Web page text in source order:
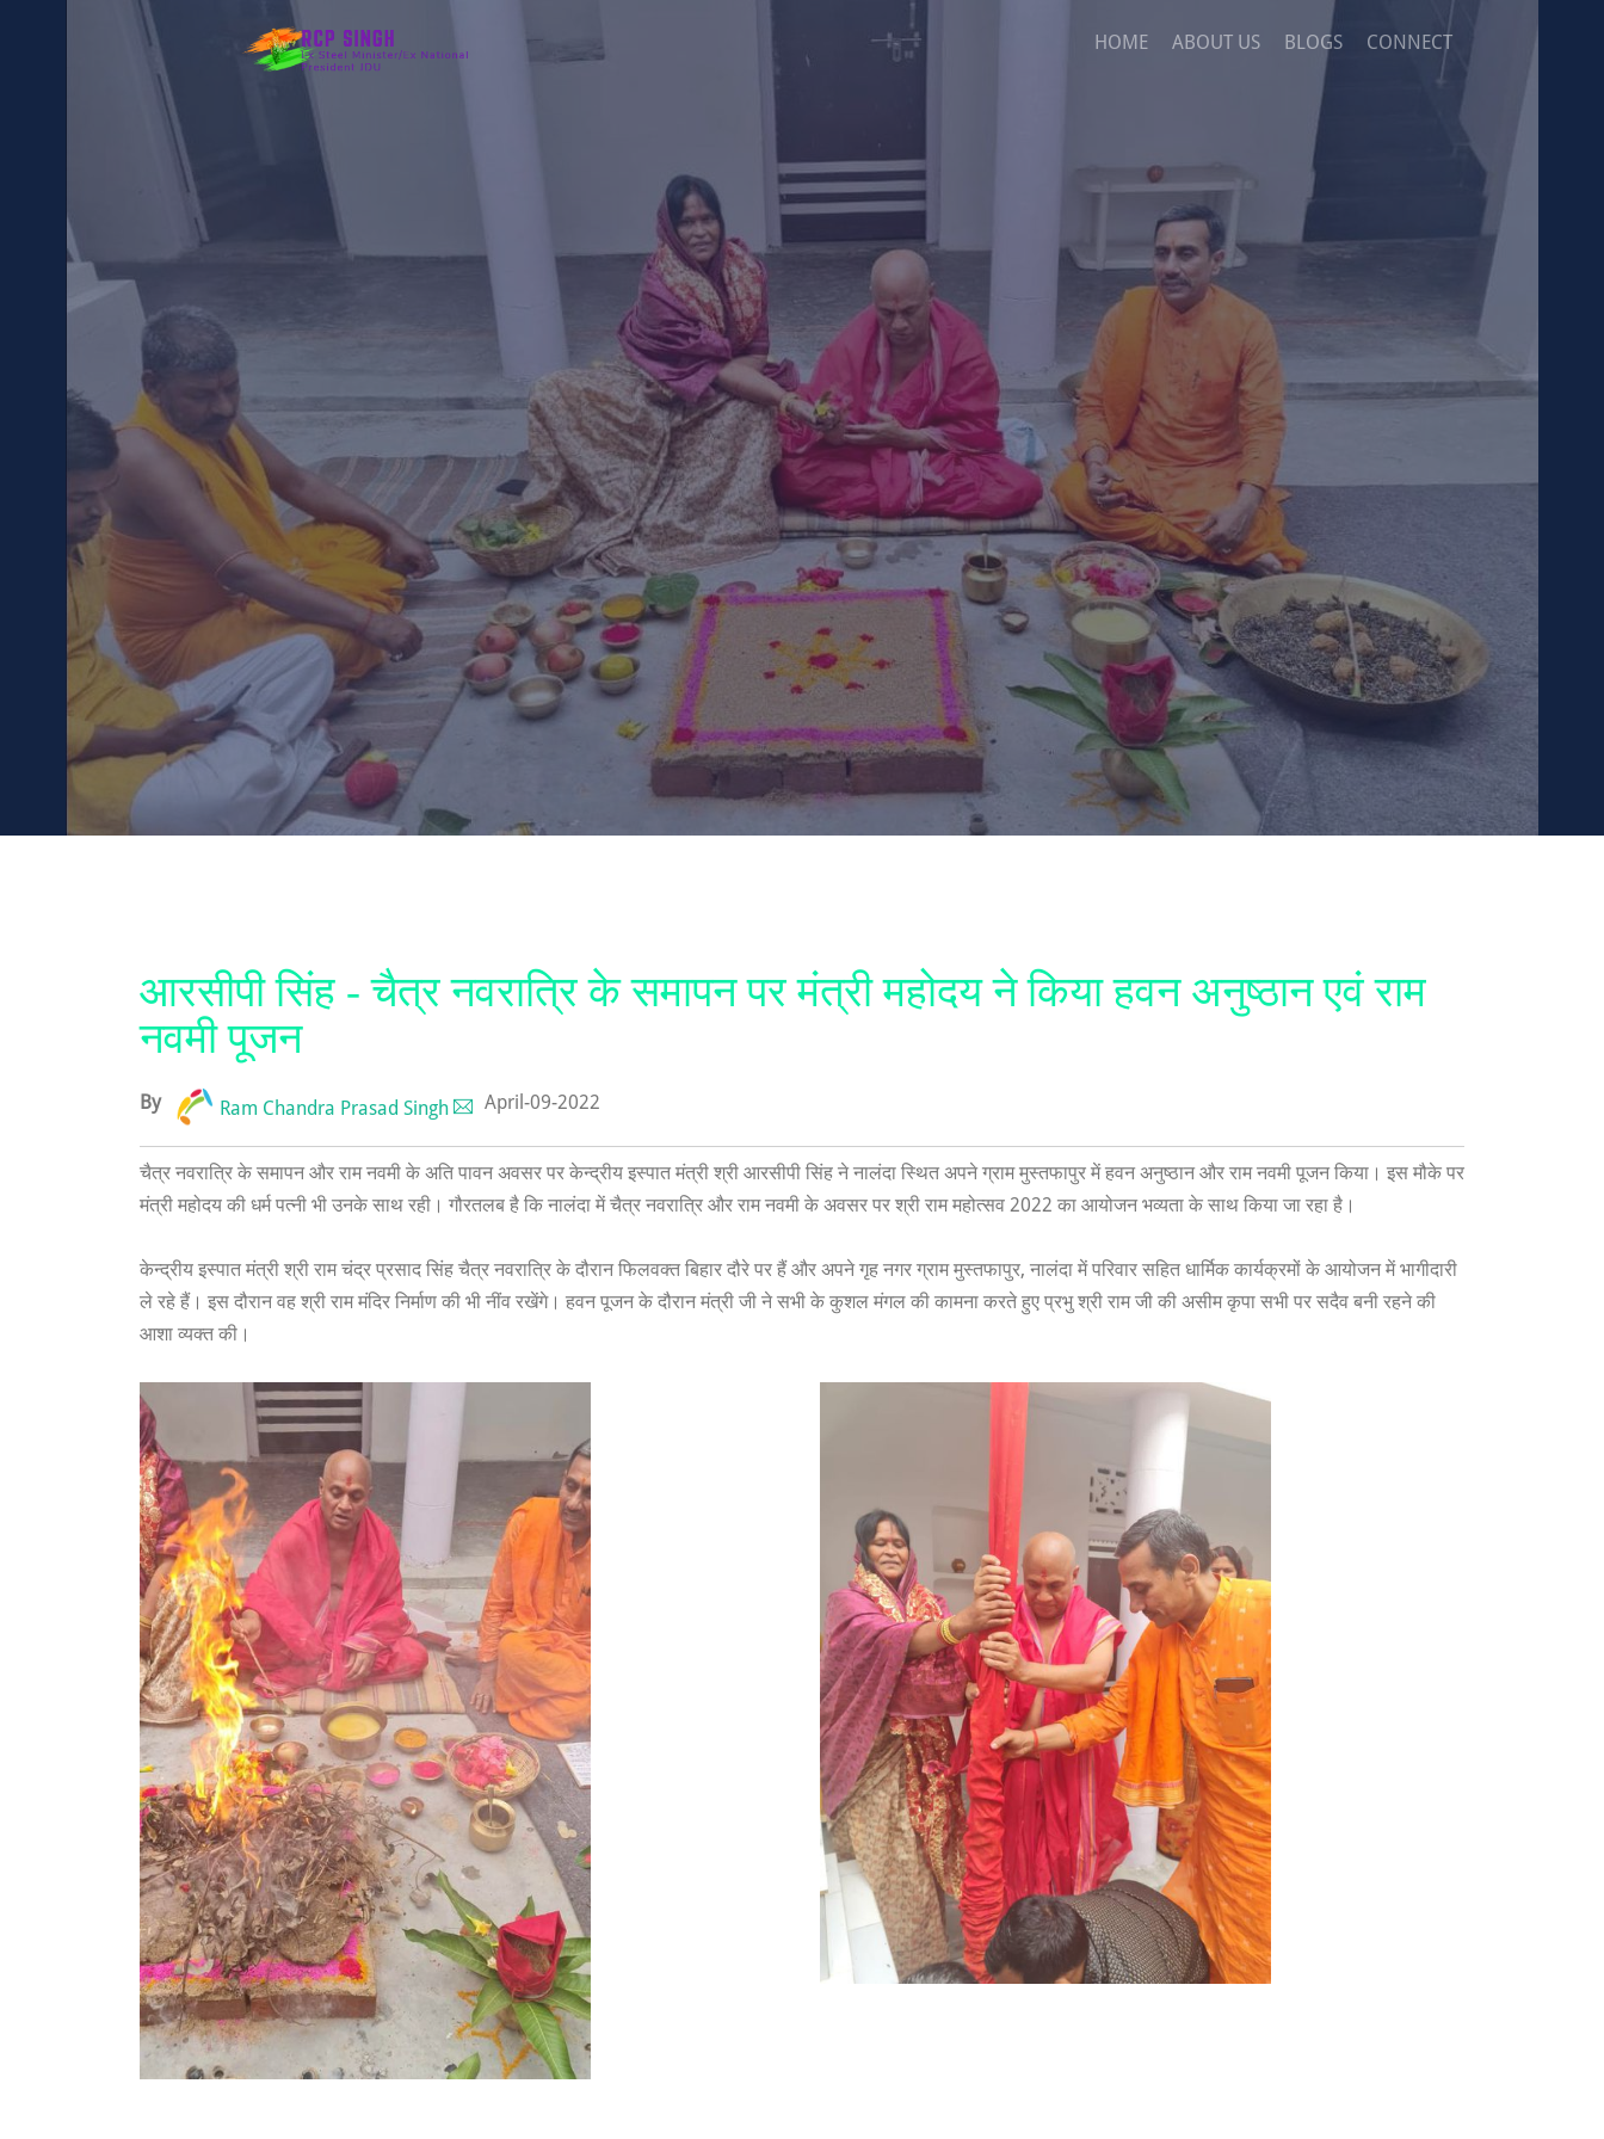
HOME ABOUT US BLOGS CONNECT
आरसीपी सिंह - चैत्र नवरात्रि के समापन पर मंत्री महोदय ने किया हवन अनुष्ठान एवं राम
नवमी पूजन
By Ram Chandra Prasad Singh April-09-2022
चैत्र नवरात्रि के समापन और राम नवमी के अति पावन अवसर पर केन्द्रीय इस्पात मंत्री श्री आरसीपी सिंह ने नालंदा स्थित अपने ग्राम मुस्तफापुर में हवन अनुष्ठान और राम नवमी पूजन किया। इस मौके पर
मंत्री महोदय की धर्म पत्नी भी उनके साथ रही। गौरतलब है कि नालंदा में चैत्र नवरात्रि और राम नवमी के अवसर पर श्री राम महोत्सव 2022 का आयोजन भव्यता के साथ किया जा रहा है।
केन्द्रीय इस्पात मंत्री श्री राम चंद्र प्रसाद सिंह चैत्र नवरात्रि के दौरान फिलवक्त बिहार दौरे पर हैं और अपने गृह नगर ग्राम मुस्तफापुर, नालंदा में परिवार सहित धार्मिक कार्यक्रमों के आयोजन में भागीदारी
ले रहे हैं। इस दौरान वह श्री राम मंदिर निर्माण की भी नींव रखेंगे। हवन पूजन के दौरान मंत्री जी ने सभी के कुशल मंगल की कामना करते हुए प्रभु श्री राम जी की असीम कृपा सभी पर सदैव बनी रहने की
आशा व्यक्त की।